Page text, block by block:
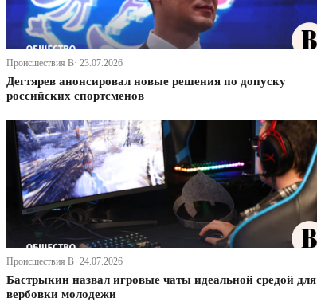
Происшествия В· 23.07.2026
Дегтярев анонсировал новые решения по допуску
российских спортсменов
Происшествия В· 24.07.2026
Бастрыкин назвал игровые чаты идеальной средой для
вербовки молодежи